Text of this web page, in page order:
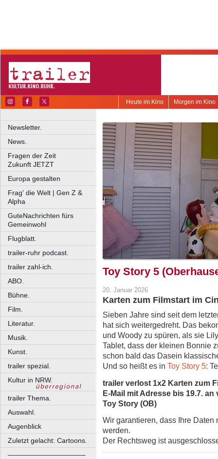
Morgen im Kino
Heute im Kino
Newsletter.
News.
Fragen der Zeit
Zukunft JETZT
Europa gestalten
Frag' die Welt | Gen Z &
Alpha
GuteNachrichten fürs
Gemeinwohl
Flugblatt.
trailer-ruhr podcast.
trailer zahl-ich.
ABO.
Bühne.
Film.
Literatur.
Musik.
Kunst.
trailer spezial.
Kultur in NRW.
trailer Thema.
Auswahl.
Augenblick
Zuletzt gelacht: Cartoons.
––––––––––––––––––––
Toy Story 5
20. Januar 2026
Karten zum Filmstart im
Sieben Jahre sind seit dem
hat sich weitergedreht. Das
und Woody zu spüren, als sie
Tablet, dass der kleinen Bonnie
schon bald das Dasein
Und so heißt es in Toy Story 5:
trailer verlost 1x2 Karten zum
E-Mail mit Adresse bis 19.7.
Toy Story (OB)
Wir garantieren, dass Ihre
werden.
Der Rechtsweg ist